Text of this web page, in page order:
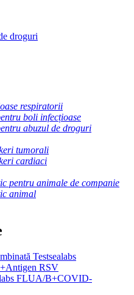
droguri
respiratorii
boli infecțioase
abuzul de droguri
tumorali
cardiaci
pentru animale de companie
animal
FLUA/B+COVID-